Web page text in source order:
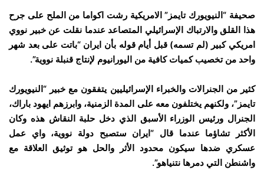
صحيفة “النيويورك تايمز” الامريكية رشت اكواما من الملح على جرح
هذا القلق والارتباك الإسرائيلي المتصاعد عندما نقلت عن خبير نووي
امريكي كبير (لم تسمه) قبل أيام قوله بأن ايران “باتت على بعد شهر
واحد من تخصيب كميات كافية من اليورانيوم لإنتاج قنبلة نووية”.
كثير من الجنرالات والخبراء الإسرائيليين يتفقون مع خبير “النيويورك
تايمز”، ولكنهم يختلفون معه على المدة الزمنية، وابرزهم ايهود باراك،
الجنرال ورئيس الوزراء الأسبق الذي دخل حلبة النقاش هذه وكان
الأكثر تشاؤما عندما قال “ايران ستصبح دولة نووية، واي عمل
عسكري ضدها سيكون محدود الأثر والحل هو توثيق العلاقة مع
واشنطن التي دمرها نتنياهو”.